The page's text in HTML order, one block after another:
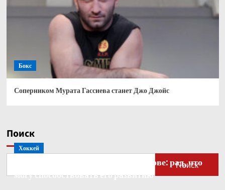
Бокс
Соперником Мурата Гассиева станет Джо Джойс
Поиск
Поиск
Хоккей
Бобровский — о голкипере Ахтямове: рад, что
могу способствовать его развитию